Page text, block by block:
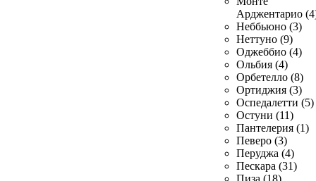
Арджентарио
Неббьюно (3)
Неттуно (9)
Оджеббио (4)
Ольбия (4)
Орбетелло (8)
Ортиджия (3)
Оспедалетти (5)
Остуни (11)
Пантелерия (1)
Певеро (3)
Перуджа (4)
Пескара (31)
Пиза (18)